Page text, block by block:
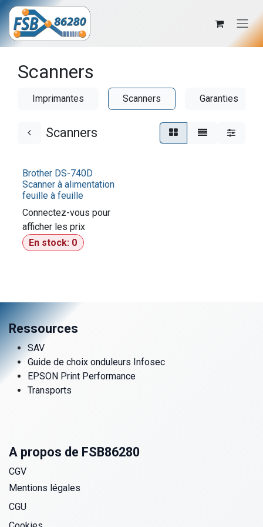
Se rendre au contenu
Scanners
Imprimantes Scanners Garanties
Scanners
Brother DS-740D
Scanner à alimentation
feuille à feuille
Connectez-vous pour
afficher les prix​
En stock: 0
Ressources
SAV
Guide de choix onduleurs Infosec
EPSON Print Performance
Transports
A propos de FSB86280
CGV
Mentions légales
CGU